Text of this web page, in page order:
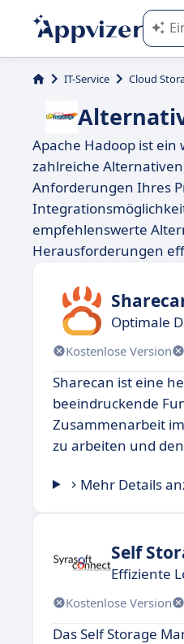
Die
IT-Service Cloud
Apache Hadoop ist
zahlreiche
Anforderungen Ihres
empfehlenswerte
Herausforderungen
Optimale
Kostenlose Version
Sharecan ist eine
beeindruckende
Zusammenarbeit
zu arbeiten und
Mehr Details
Self
Effiziente
Kostenlose Version
Das Self Storage